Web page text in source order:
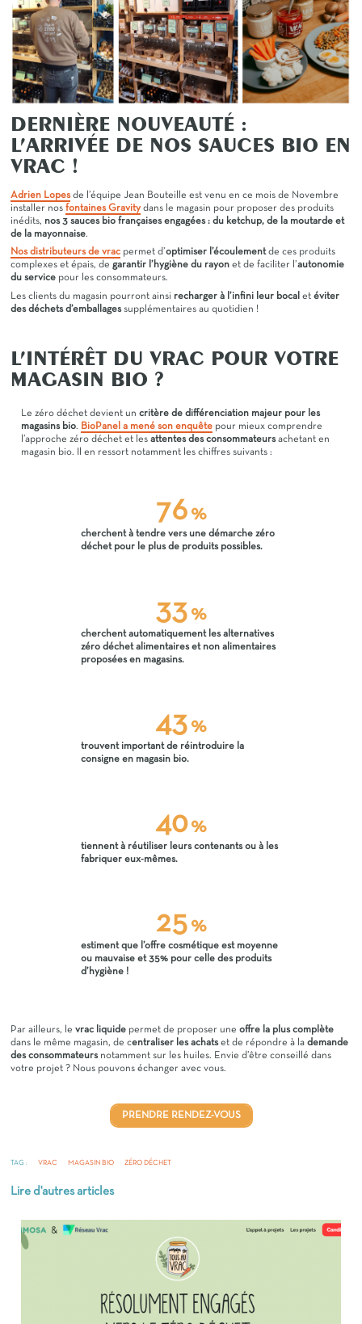
DERNIÈRE NOUVEAUTÉ :
L’ARRIVÉE DE NOS SAUCES BIO EN
VRAC !
Adrien Lopesde l’équipe Jean Bouteille est venu en ce mois de Novembre
installer nos fontaines Gravitydans le magasin pour proposer des produits
inédits, nos 3 sauces bio françaises engagées : du ketchup, de la moutarde et
de la mayonnaise.
Nos distributeurs de vrac permet d’optimiser l’écoulementde ces produits
complexes et épais, de garantir l’hygiène du rayon et de faciliter l’autonomie
du service pour les consommateurs.
Les clients du magasin pourront ainsi recharger à l’infini leur bocal et éviter
des déchets d’emballagessupplémentaires au quotidien !
L’INTÉRÊT DU VRAC POUR VOTRE
MAGASIN BIO ?
Le zéro déchet devient un critère de différenciation majeur pour les
magasins bio. BioPanel a mené son enquête pour mieux comprendre
l’approche zéro déchet et les attentes des consommateursachetant en
magasin bio. Il en ressort notamment les chiffres suivants :
86 %
cherchent à tendre vers une démarche zéro
déchet pour le plus de produits possibles.
38 %
cherchent automatiquement les alternatives
zéro déchet alimentaires et non alimentaires
proposées en magasins.
50 %
trouvent important de réintroduire la
consigne en magasin bio.
47 %
tiennent à réutiliser leurs contenants ou à les
fabriquer eux-mêmes.
29 %
estiment que l’offre cosmétique est moyenne
ou mauvaise et 35% pour celle des produits
d’hygiène !
Par ailleurs, le vrac liquide permet de proposer une offre la plus complète
dans le même magasin, de centraliser les achatset de répondre à la demande
des consommateursnotamment sur les huiles. Envie d’être conseillé dans
votre projet ? Nous pouvons échanger avec vous.
PRENDRE RENDEZ-VOUS
TAG : VRAC MAGASIN BIO ZÉRO DÉCHET
Lire d'autres articles